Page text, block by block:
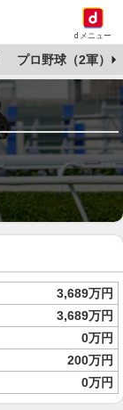
dメニュー
プロ野球（2軍）
3,689万円
3,689万円
0万円
200万円
0万円